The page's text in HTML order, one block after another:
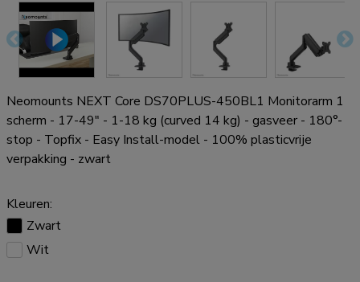
Neomounts NEXT Core DS70PLUS-450BL1 Monitorarm 1
scherm - 17-49" - 1-18 kg (curved 14 kg) - gasveer - 180°-
stop - Topfix - Easy Install-model - 100% plasticvrije
verpakking - zwart
Kleuren:
Zwart
Wit